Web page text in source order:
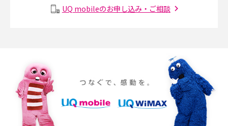
メッシュWi-Fiとは？仕組みやメリット・デメリット、中継機との違いを解
ポケット型Wi-Fiをレンタルするメリットとは？選び方や向いている方の特
徴も紹介
持ち運びできるポケット型Wi-Fiのおススメの選び方は？メリット・デメリ
ットも紹介
UQ mobileのお申し込み・ご相談